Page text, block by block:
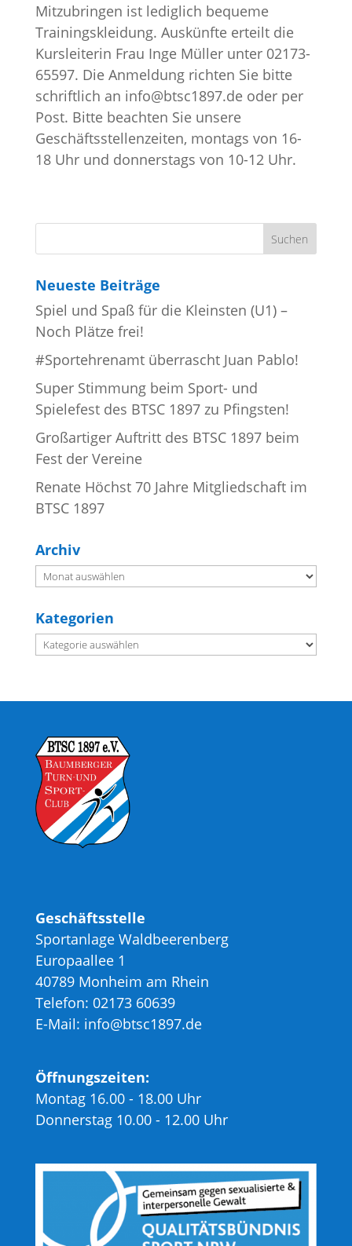
Mitzubringen ist lediglich bequeme
Trainingskleidung. Auskünfte erteilt die
Kursleiterin Frau Inge Müller unter 02173-
65597. Die Anmeldung richten Sie bitte
schriftlich an info@btsc1897.de oder per
Post. Bitte beachten Sie unsere
Geschäftsstellenzeiten, montags von 16-
18 Uhr und donnerstags von 10-12 Uhr.
Neueste Beiträge
Spiel und Spaß für die Kleinsten (U1) –
Noch Plätze frei!
#Sportehrenamt überrascht Juan Pablo!
Super Stimmung beim Sport- und
Spielefest des BTSC 1897 zu Pfingsten!
Großartiger Auftritt des BTSC 1897 beim
Fest der Vereine
Renate Höchst 70 Jahre Mitgliedschaft im
BTSC 1897
Archiv
Archiv
Kategorien
Kategorien
Geschäftsstelle
Sportanlage Waldbeerenberg
Europaallee 1
40789 Monheim am Rhein
Telefon: 02173 60639
E-Mail: info@btsc1897.de
Öffnungszeiten:
Montag 16.00 - 18.00 Uhr
Donnerstag 10.00 - 12.00 Uhr